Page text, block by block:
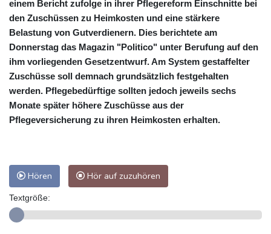
einem Bericht zufolge in ihrer Pflegereform Einschnitte bei
den Zuschüssen zu Heimkosten und eine stärkere
Belastung von Gutverdienern. Dies berichtete am
Donnerstag das Magazin "Politico" unter Berufung auf den
ihm vorliegenden Gesetzentwurf. Am System gestaffelter
Zuschüsse soll demnach grundsätzlich festgehalten
werden. Pflegebedürftige sollten jedoch jeweils sechs
Monate später höhere Zuschüsse aus der
Pflegeversicherung zu ihren Heimkosten erhalten.
Hören Hör auf zuzuhören
Textgröße: